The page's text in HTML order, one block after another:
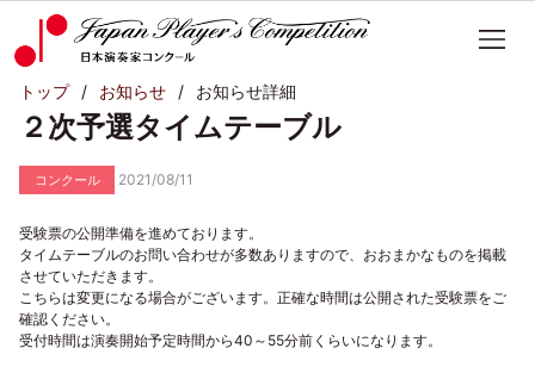
トップ お知らせ お知らせ詳細
２次予選タイムテーブル
コンクール 2021/08/11
受験票の公開準備を進めております。
タイムテーブルのお問い合わせが多数ありますので、おおまかなものを掲載
させていただきます。
こちらは変更になる場合がございます。正確な時間は公開された受験票をご
確認ください。
受付時間は演奏開始予定時間から40～55分前くらいになります。